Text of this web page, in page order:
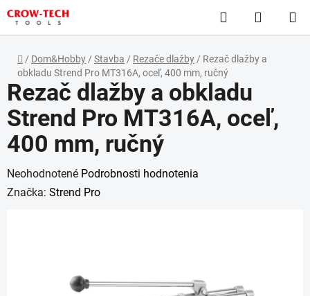
Prejsť
na
obsah
Hľadať
KOŠÍK
Domov
/ Dom&Hobby / Stavba / Rezače dlažby / Rezač dlažby a
obkladu Strend Pro MT316A, oceľ, 400 mm, ručný
Rezač dlažby a obkladu
Strend Pro MT316A, oceľ,
400 mm, ručný
Priemerné
hodnotenie
Neohodnotené Podrobnosti hodnotenia
Značka: Strend Pro